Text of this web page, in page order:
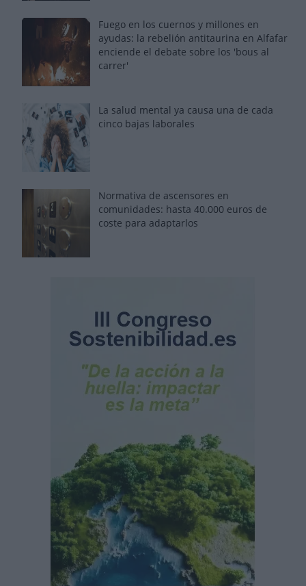
Fuego en los cuernos y millones en
ayudas: la rebelión antitaurina en Alfafar
enciende el debate sobre los 'bous al
carrer'
La salud mental ya causa una de cada
cinco bajas laborales
Normativa de ascensores en
comunidades: hasta 40.000 euros de
coste para adaptarlos